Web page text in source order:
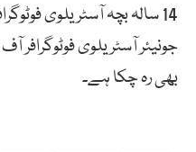
14 سالہ بچہ آسٹریلوی
جونیئر آسٹریلوی فوٹوگرافر
بھی رہ چکا ہے۔